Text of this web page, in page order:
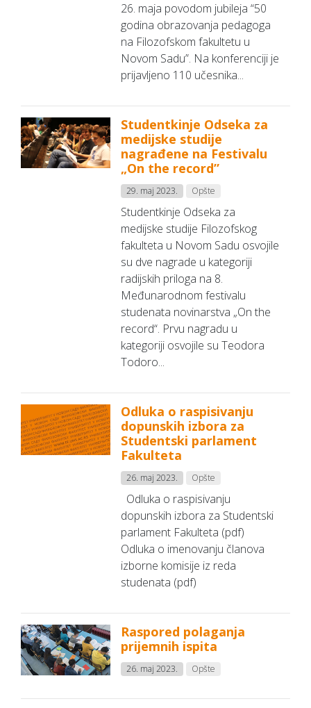
26. maja povodom jubileja “50
godina obrazovanja pedagoga
na Filozofskom fakultetu u
Novom Sadu”. Na konferenciji je
prijavljeno 110 učesnika...
Studentkinje Odseka za
medijske studije
nagrađene na Festivalu
„On the record”
29. maj 2023. Opšte
Studentkinje Odseka za
medijske studije Filozofskog
fakulteta u Novom Sadu osvojile
su dve nagrade u kategoriji
radijskih priloga na 8.
Međunarodnom festivalu
studenata novinarstva „On the
record“. Prvu nagradu u
kategoriji osvojile su Teodora
Todoro...
Odluka o raspisivanju
dopunskih izbora za
Studentski parlament
Fakulteta
26. maj 2023. Opšte
Odluka o raspisivanju
dopunskih izbora za Studentski
parlament Fakulteta (pdf)
Odluka o imenovanju članova
izborne komisije iz reda
studenata (pdf)
Raspored polaganja
prijemnih ispita
26. maj 2023. Opšte